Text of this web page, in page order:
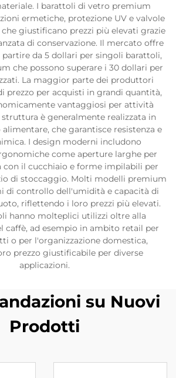
I barattoli di vetro premium
ermetiche, protezione UV e valvole
giustificano prezzi più elevati grazie
di conservazione. Il mercato offre
partire da 5 dollari per singoli barattoli,
che possono superare i 30 dollari per
La maggior parte dei produttori
prezzo per acquisti in grandi quantità,
vantaggiosi per attività
è generalmente realizzata in
che garantisce resistenza e
I design moderni includono
come aperture larghe per
con il cucchiaio e forme impilabili per
di stoccaggio. Molti modelli premium
di controllo dell'umidità e capacità di
riflettendo i loro prezzi più elevati.
hanno molteplici utilizzi oltre alla
caffè, ad esempio in ambito retail per
o per l'organizzazione domestica,
prezzo giustificabile per diverse
applicazioni.
su Nuovi
Prodotti